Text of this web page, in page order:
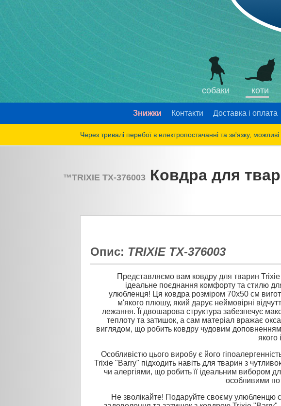
собаки коти
Знижки Контакти Доставка і оплата
Через тривалі перебої в електропостачанні та зв'язку,
™TRIXIETX-376003Ковдра для
Опис: TRIXIE TX-376003
Представляємо вам ковдру для тварин
ідеальне поєднання комфорту та стилю
улюбленця! Ця ковдра розміром 70х50 см
м'якого плюшу, який дарує неймовірні
лежання. Її двошарова структура забезпечує
теплоту та затишок, а сам матеріал вражає
виглядом, що робить ковдру чудовим
якого
Особливістю цього виробу є його
Trixie "Barry" підходить навіть для тварин з
чи алергіями, що робить її ідеальним вибором
особливими
Не зволікайте! Подаруйте своєму улюбленцю